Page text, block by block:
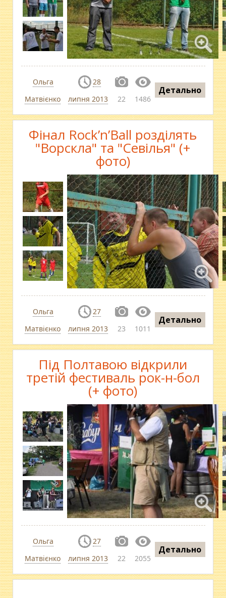
Ольга
Матвієнко
28
липня 2013
22 1486
Детально
Фінал Rock’n’Ball розділять
"Ворскла" та "Севілья" (+
фото)
Ольга
Матвієнко
27
липня 2013
23 1011
Детально
Під Полтавою відкрили
третій фестиваль рок-н-бол
(+ фото)
Ольга
Матвієнко
27
липня 2013
22 2055
Детально